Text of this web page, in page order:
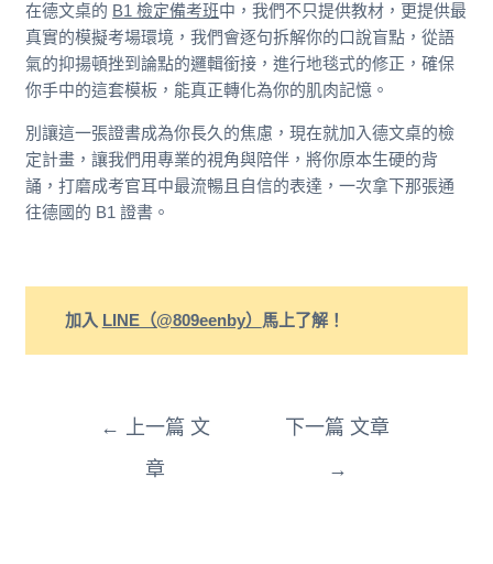
在德文桌的 B1 檢定備考班中，我們不只提供教材，更提供最
真實的模擬考場環境，我們會逐句拆解你的口說盲點，從語
氣的抑揚頓挫到論點的邏輯銜接，進行地毯式的修正，確保
你手中的這套模板，能真正轉化為你的肌肉記憶。
別讓這一張證書成為你長久的焦慮，現在就加入德文桌的檢
定計畫，讓我們用專業的視角與陪伴，將你原本生硬的背
誦，打磨成考官耳中最流暢且自信的表達，一次拿下那張通
往德國的 B1 證書。
加入 LINE（@809eenby） 馬上了解！
←
上一篇 文
章
下一篇 文章
→